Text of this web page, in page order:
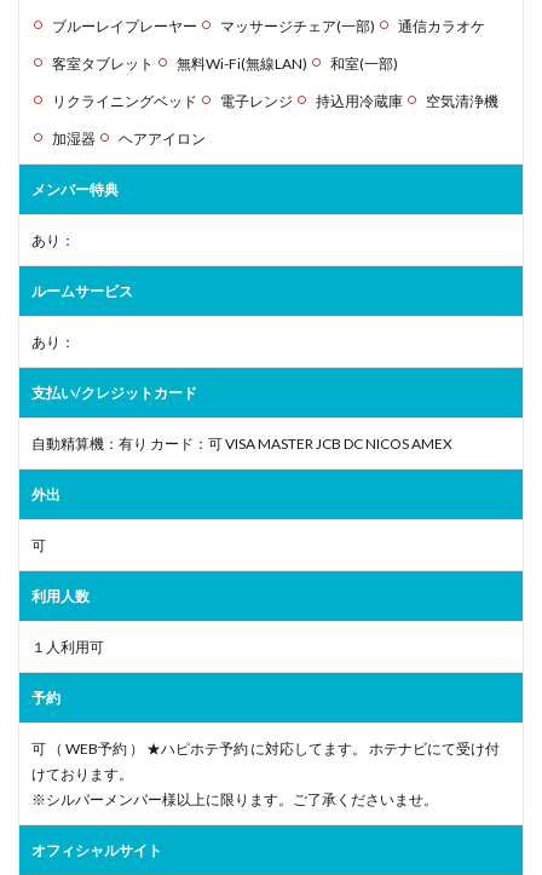
ブルーレイプレーヤー マッサージチェア(一部) 通信カラオケ
客室タブレット 無料Wi-Fi(無線LAN) 和室(一部)
リクライニングベッド 電子レンジ 持込用冷蔵庫 空気清浄機
加湿器 ヘアアイロン
メンバー特典
あり：
ルームサービス
あり：
支払い/クレジットカード
自動精算機：有り カード：可 VISA MASTER JCB DC NICOS AMEX
外出
可
利用人数
１人利用可
予約
可 （ WEB予約 ） ★ハピホテ予約 に対応してます。 ホテナビにて受け付
けております。
※シルバーメンバー様以上に限ります。ご了承くださいませ。
オフィシャルサイト